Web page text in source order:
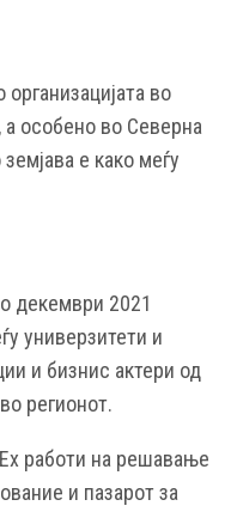
во
а особено во Северна
е како меѓу
декември 2021
универзитети и
и бизнис актери од
регионот.
работи на решавање
и пазарот за